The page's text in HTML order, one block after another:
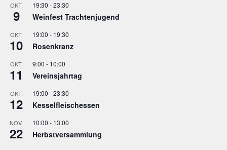
OKT.
9
19:30 -23:30
Weinfest Trachtenjugend
OKT.
10
19:00 - 19:30
Rosenkranz
OKT.
11
9:00 - 10:00
Vereinsjahrtag
OKT.
12
19:00 -23:30
Kesselfleischessen
NOV.
22
10:00 - 13:00
Herbstversammlung